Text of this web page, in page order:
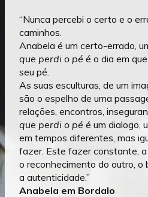
“Nunca percebi o certo e o
caminhos.
Anabela é um certo-errado,
que perdi o pé é o dia em
seu pé.
As suas esculturas, de um
são o espelho de uma
relações, encontros,
que perdi o pé é um dialogo,
em tempos diferentes, mas
fazer. Este fazer constante, a
o reconhecimento do outro, o
a autenticidade.”
Anabela em Bordalo